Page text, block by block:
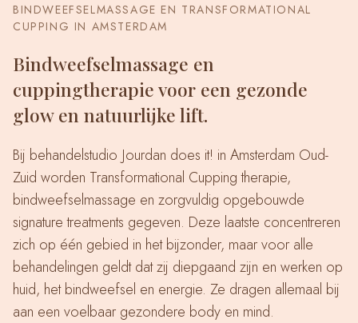
BINDWEEFSELMASSAGE EN TRANSFORMATIONAL
CUPPING IN AMSTERDAM
Bindweefselmassage en
cuppingtherapie voor een gezonde
glow en natuurlijke lift.
Bij behandelstudio Jourdan does it! in Amsterdam Oud-
Zuid worden Transformational Cupping therapie,
bindweefselmassage en zorgvuldig opgebouwde
signature treatments gegeven. Deze laatste concentreren
zich op één gebied in het bijzonder, maar voor alle
behandelingen geldt dat zij diepgaand zijn en werken op
huid, het bindweefsel en energie. Ze dragen allemaal bij
aan een voelbaar gezondere body en mind.